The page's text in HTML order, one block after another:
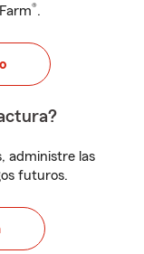
®.
administre las
futuros.